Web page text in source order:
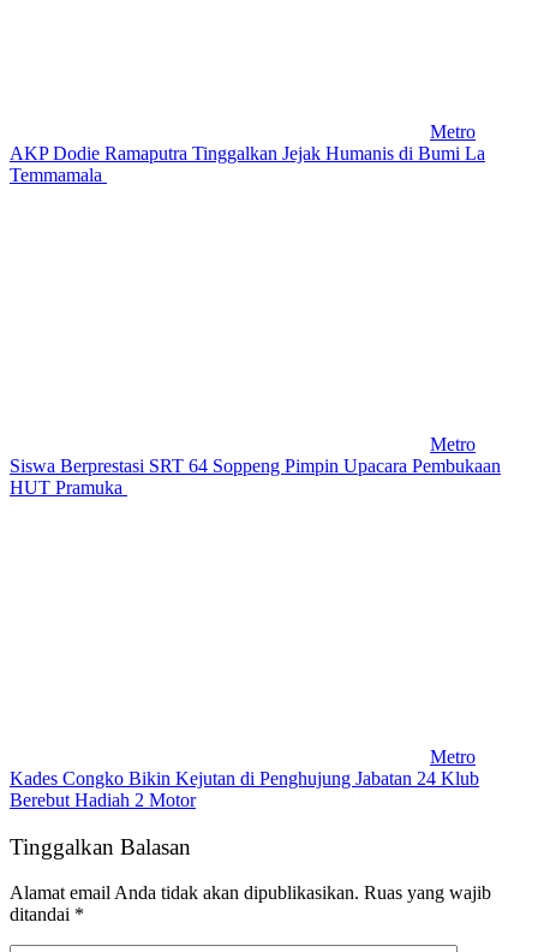
Metro
AKP Dodie Ramaputra Tinggalkan Jejak Humanis di Bumi La
Temmamala
Metro
Siswa Berprestasi SRT 64 Soppeng Pimpin Upacara Pembukaan
HUT Pramuka
Metro
Kades Congko Bikin Kejutan di Penghujung Jabatan 24 Klub
Berebut Hadiah 2 Motor
Tinggalkan Balasan
Alamat email Anda tidak akan dipublikasikan. Ruas yang wajib
ditandai *